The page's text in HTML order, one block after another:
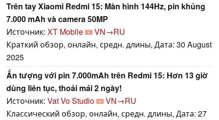
Trên tay Xiaomi Redmi 15: Màn hình 144Hz, pin khủng
7.000 mAh và camera 50MP
Источник: XT Mobile
VN→RU
Краткий обзор, онлайн, средн. длины, Дата: 30 August
2025
Ấn tượng với pin 7.000mAh trên Redmi 15: Hơn 13 giờ
dùng liên tục, thoải mái 2 ngày!
Источник: Vat Vo Studio
VN→RU
Классический обзор, онлайн, средн. длины, Дата: 27